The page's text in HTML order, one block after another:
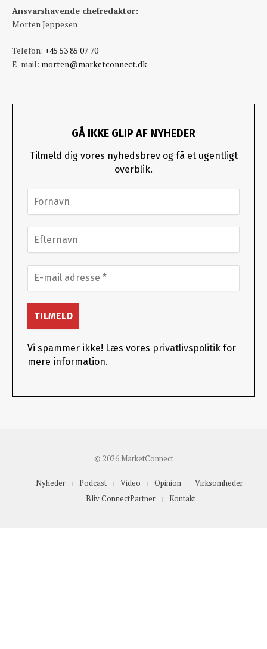
Ansvarshavende chefredaktør:
Morten Jeppesen
Telefon: +45 53 85 07 70
E-mail: morten@marketconnect.dk
GÅ IKKE GLIP AF NYHEDER
Tilmeld dig vores nyhedsbrev og få et ugentligt
overblik.
Vi spammer ikke! Læs vores privatlivspolitik for
mere information.
© 2026 MarketConnect
Nyheder Podcast Video Opinion
Virksomheder
Bliv ConnectPartner
Kontakt